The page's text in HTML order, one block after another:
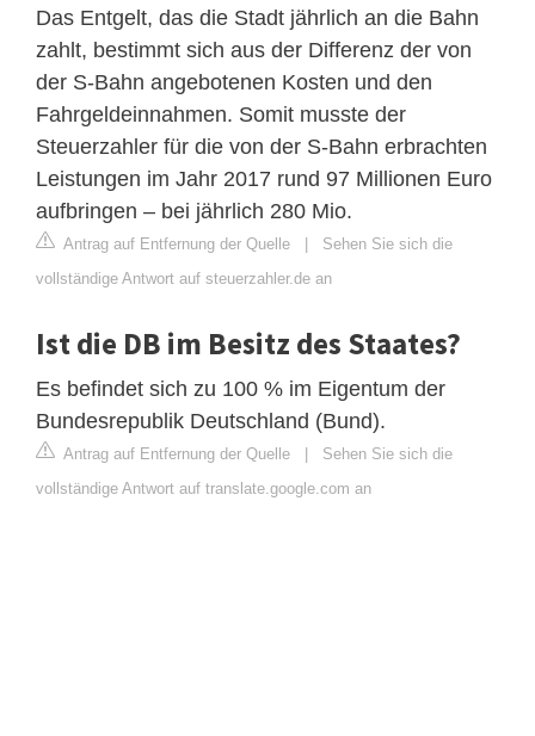
Das Entgelt, das die Stadt jährlich an die Bahn
zahlt, bestimmt sich aus der Differenz der von
der S-Bahn angebotenen Kosten und den
Fahrgeldeinnahmen. Somit musste der
Steuerzahler für die von der S-Bahn erbrachten
Leistungen im Jahr 2017 rund 97 Millionen Euro
aufbringen – bei jährlich 280 Mio.
Antrag auf Entfernung der Quelle | Sehen Sie sich die
vollständige Antwort auf steuerzahler.de an
Ist die DB im Besitz des Staates?
Es befindet sich zu 100 % im Eigentum der
Bundesrepublik Deutschland (Bund).
Antrag auf Entfernung der Quelle | Sehen Sie sich die
vollständige Antwort auf translate.google.com an